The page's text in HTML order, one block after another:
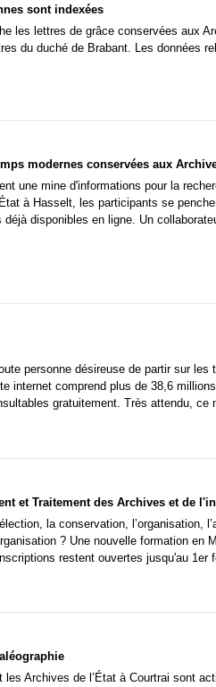
sont indexées
les lettres de grâce conservées aux
du duché de Brabant. Les données
modernes conservées aux
une mine d'informations pour la
à Hasselt, les participants se
disponibles en ligne. Un
personne désireuse de partir sur
internet comprend plus de 38,6
gratuitement. Très attendu, ce
et Traitement des Archives et de
la conservation, l’organisation,
? Une nouvelle formation en
restent ouvertes jusqu'au 1er
Archives de l’État à Courtrai sont